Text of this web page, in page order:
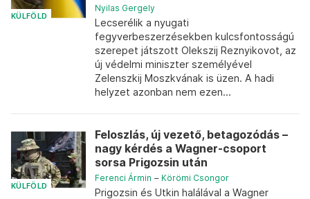
KÜLFÖLD
Nyilas Gergely
Lecserélik a nyugati
fegyverbeszerzésekben kulcsfontosságú
szerepet játszott Olekszij Reznyikovot, az
új védelmi miniszter személyével
Zelenszkij Moszkvának is üzen. A hadi
helyzet azonban nem ezen...
KÜLFÖLD
Feloszlás, új vezető, betagozódás –
nagy kérdés a Wagner-csoport
sorsa Prigozsin után
Ferenci Ármin – Körömi Csongor
Prigozsin és Utkin halálával a Wagner